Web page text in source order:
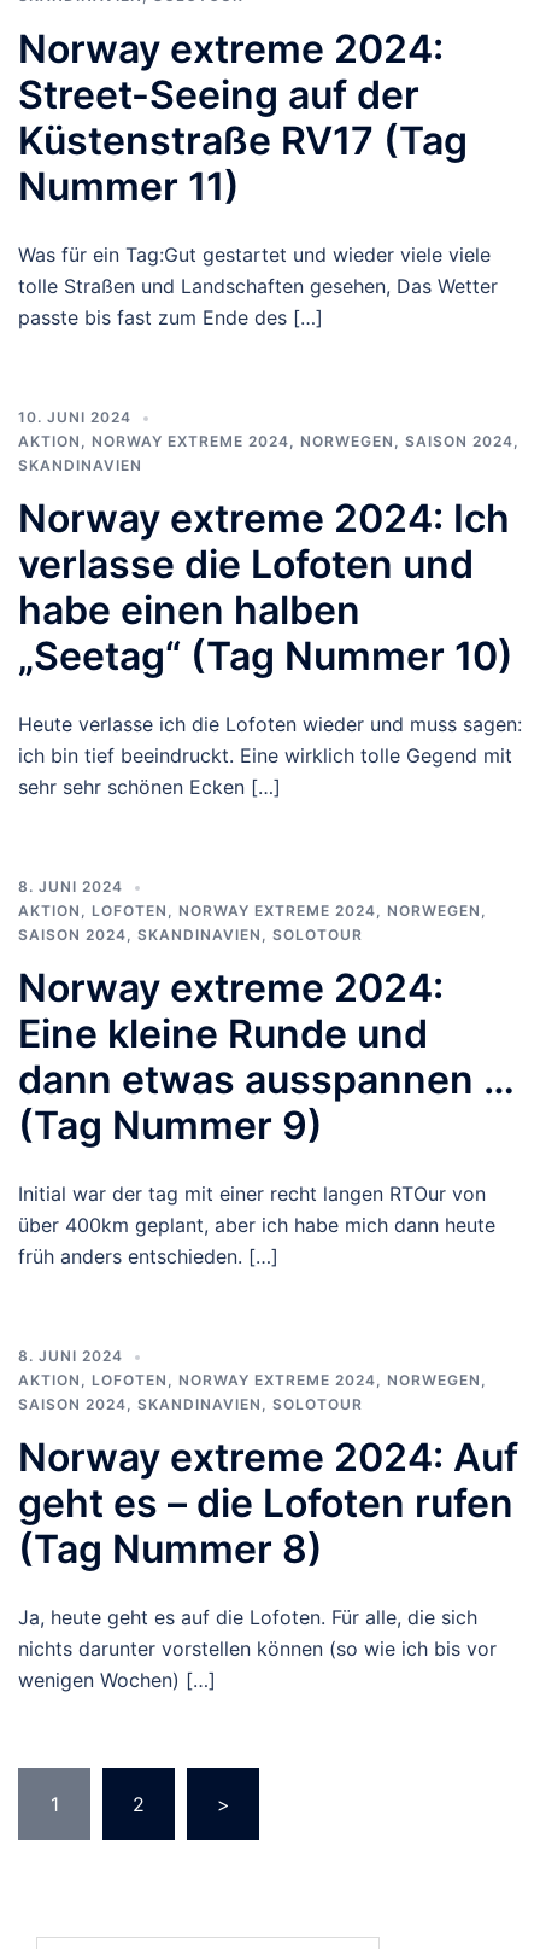
Norway extreme 2024:
Street-Seeing auf der
Küstenstraße RV17 (Tag
Nummer 11)
Was für ein Tag:Gut gestartet und wieder viele viele
tolle Straßen und Landschaften gesehen, Das Wetter
passte bis fast zum Ende des […]
10. JUNI 2024
AKTION , NORWAY EXTREME 2024, NORWEGEN , SAISON 2024,
SKANDINAVIEN
Norway extreme 2024: Ich
verlasse die Lofoten und
habe einen halben
„Seetag“ (Tag Nummer 10)
Heute verlasse ich die Lofoten wieder und muss sagen:
ich bin tief beeindruckt. Eine wirklich tolle Gegend mit
sehr sehr schönen Ecken […]
8. JUNI 2024
AKTION , LOFOTEN , NORWAY EXTREME 2024, NORWEGEN ,
SAISON 2024, SKANDINAVIEN , SOLOTOUR
Norway extreme 2024:
Eine kleine Runde und
dann etwas ausspannen …
(Tag Nummer 9)
Initial war der tag mit einer recht langen RTOur von
über 400km geplant, aber ich habe mich dann heute
früh anders entschieden. […]
8. JUNI 2024
AKTION , LOFOTEN , NORWAY EXTREME 2024, NORWEGEN ,
SAISON 2024, SKANDINAVIEN , SOLOTOUR
Norway extreme 2024: Auf
geht es – die Lofoten rufen
(Tag Nummer 8)
Ja, heute geht es auf die Lofoten. Für alle, die sich
nichts darunter vorstellen können (so wie ich bis vor
wenigen Wochen) […]
der
Beiträge
1 2 >